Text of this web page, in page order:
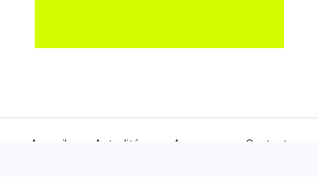
Accueil Actualités A propos Contact